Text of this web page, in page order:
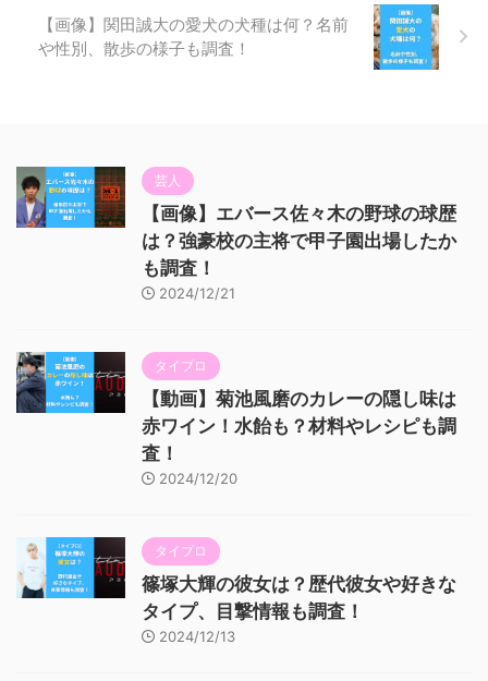
【画像】関田誠大の愛犬の犬種は何？名前
や性別、散歩の様子も調査！
芸人
【画像】エバース佐々木の野球の球歴
は？強豪校の主将で甲子園出場したか
も調査！
2024/12/21
タイプロ
【動画】菊池風磨のカレーの隠し味は
赤ワイン！水飴も？材料やレシピも調
査！
2024/12/20
タイプロ
篠塚大輝の彼女は？歴代彼女や好きな
タイプ、目撃情報も調査！
2024/12/13